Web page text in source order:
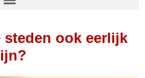
ook eerlijk